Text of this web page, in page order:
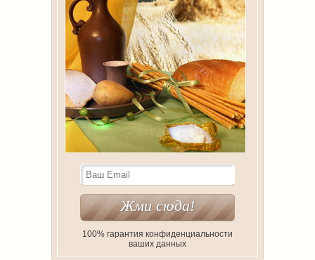
100% гарантия конфиденциальности
ваших данных